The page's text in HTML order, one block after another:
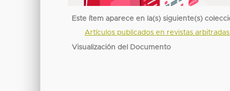
Este ítem aparece en la(s) siguiente(s)
Artículos publicados en revistas
Visualización del Documento